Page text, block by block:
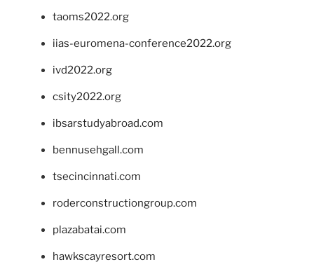
taoms2022.org
iias-euromena-conference2022.org
ivd2022.org
csity2022.org
ibsarstudyabroad.com
bennusehgall.com
tsecincinnati.com
roderconstructiongroup.com
plazabatai.com
hawkscayresort.com